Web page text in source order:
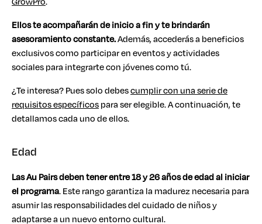
Ellos te acompañarán de inicio a fin y te brindarán
asesoramiento constante.Además, accederás a beneficios
exclusivos como participar en eventos y actividades
sociales para integrarte con jóvenes como tú.
¿Te interesa? Pues solo debescumplir con una serie de
requisitos específicospara ser elegible. A continuación, te
detallamos cada uno de ellos.
Edad
Las Au Pairs deben tener entre 18 y 26 años de edad al iniciar
el programa. Este rango garantiza la madurez necesaria para
asumir las responsabilidades del cuidado de niños y
adaptarse a un nuevo entorno cultural.